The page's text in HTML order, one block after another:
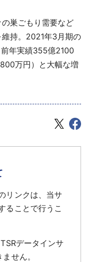
巣ごもり需要など
持。2021年3月期の
年実績355億2100
万円）と大幅な増
リンクは、当サ
ることで行うこ
データインサ
せん。